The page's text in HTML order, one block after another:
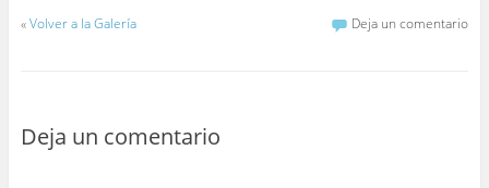
«Volver a la Galería Deja un comentario
Deja un comentario